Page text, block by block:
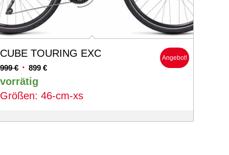
CUBE TOURING EXC
999€ Ursprünglicher
Preis
war:
899€Aktueller
ist:
vorrätig
Größen: 46-cm-xs
Angebot!